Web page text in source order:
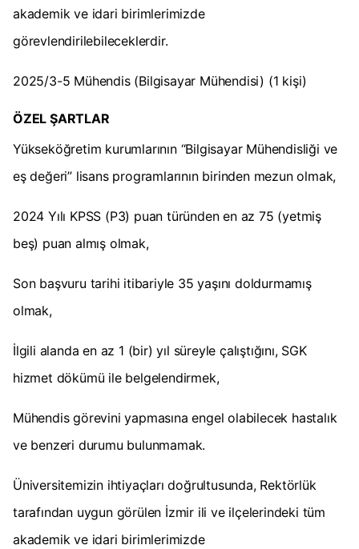
akademik ve idari birimlerimizde
görevlendirilebileceklerdir.
2025/3-5 Mühendis (Bilgisayar Mühendisi) (1 kişi)
ÖZEL ŞARTLAR
Yükseköğretim kurumlarının “Bilgisayar Mühendisliği ve
eş değeri” lisans programlarının birinden mezun olmak,
2024 Yılı KPSS (P3) puan türünden en az 75 (yetmiş
beş) puan almış olmak,
Son başvuru tarihi itibariyle 35 yaşını doldurmamış
olmak,
İlgili alanda en az 1 (bir) yıl süreyle çalıştığını, SGK
hizmet dökümü ile belgelendirmek,
Mühendis görevini yapmasına engel olabilecek hastalık
ve benzeri durumu bulunmamak.
Üniversitemizin ihtiyaçları doğrultusunda, Rektörlük
tarafından uygun görülen İzmir ili ve ilçelerindeki tüm
akademik ve idari birimlerimizde